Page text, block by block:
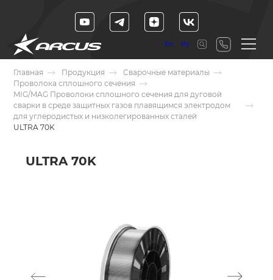
En Ру
Главная Продукция
Сварочные материалы
Проволока сплошного сечения
MIG/MAG Проволоки сплошного сечения для дуговой
сварки в среде защитных газов плавящимся электродом
для углеродистых и низколегированных сталей
ULTRA 70K
ULTRA 70K